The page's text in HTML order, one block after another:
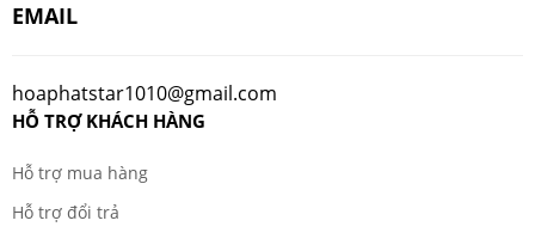
EMAIL
hoaphatstar1010@gmail.com
HỖ TRỢ KHÁCH HÀNG
Hỗ trợ mua hàng
Hỗ trợ đổi trả